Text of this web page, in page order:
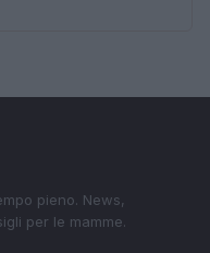
pieno. News,
per le mamme.